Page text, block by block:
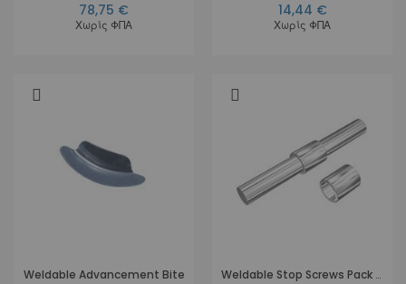
78,75 €
Χωρίς ΦΠΑ
14,44 €
Χωρίς ΦΠΑ
Weldable Advancement Bite Weldable Stop Screws Pack of 10 pcs